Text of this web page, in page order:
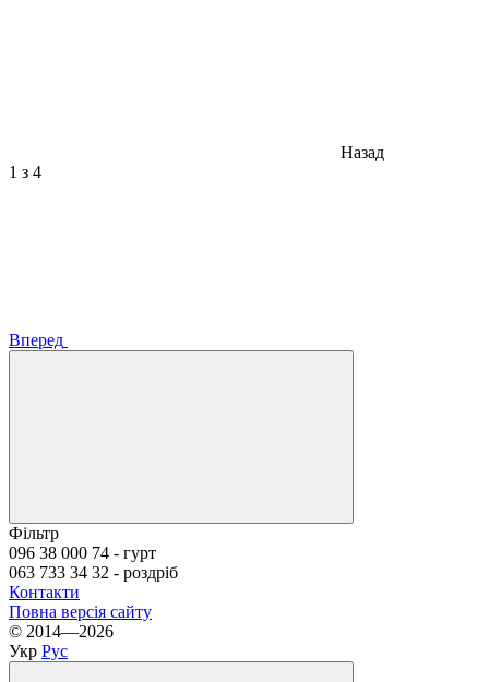
Назад
1 з 4
Вперед
Фільтр
096 38 000 74 - гурт
063 733 34 32 - роздріб
Контакти
Повна версія сайту
© 2014—2026
Укр Рус